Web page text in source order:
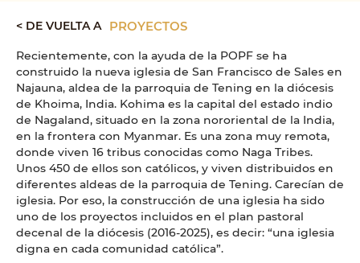
< DE VUELTA A PROYECTOS
Recientemente, con la ayuda de la POPF se ha
construido la nueva iglesia de San Francisco de Sales en
Najauna, aldea de la parroquia de Tening en la diócesis
de Khoima, India. Kohima es la capital del estado indio
de Nagaland, situado en la zona nororiental de la India,
en la frontera con Myanmar. Es una zona muy remota,
donde viven 16 tribus conocidas como Naga Tribes.
Unos 450 de ellos son católicos, y viven distribuidos en
diferentes aldeas de la parroquia de Tening. Carecían de
iglesia. Por eso, la construcción de una iglesia ha sido
uno de los proyectos incluidos en el plan pastoral
decenal de la diócesis (2016-2025), es decir: “una iglesia
digna en cada comunidad católica”.